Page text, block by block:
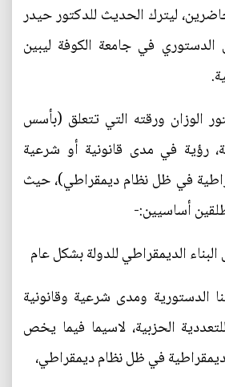
ليترك الحديث للدكتور حيدر
الدستوري في جامعة الكوفة ليبين
الوزان ورقته التي تتعلق (بأسس
رؤية في مدى قانونية أو شرعية
في ظل نظام ديمقراطي)، حيث
أساسيين:-
الديمقراطي للدولة بشكل عام
الدستورية ومدى شرعية وقانونية
الحزبية، لاسيما فيما يخص
في ظل نظام ديمقراطي،